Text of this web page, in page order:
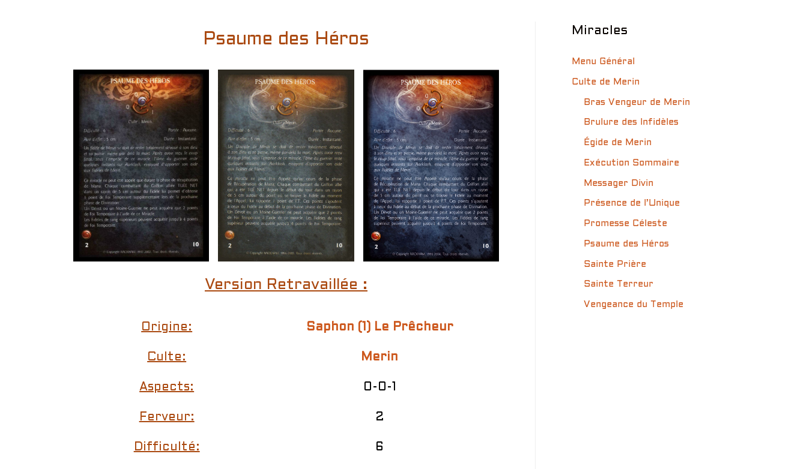
Psaume des Héros
Version Retravaillée :
Origine:
Culte:
Aspects:
Ferveur:
Difficulté:
Saphon (1) Le Prêcheur
Merin
0-0-1
2
6
Miracles
Menu Général
Culte de Merin
Bras Vengeur de Merin
Brulure des Infidèles
Égide de Merin
Exécution Sommaire
Messager Divin
Présence de l’Unique
Promesse Céleste
Psaume des Héros
Sainte Prière
Sainte Terreur
Vengeance du Temple